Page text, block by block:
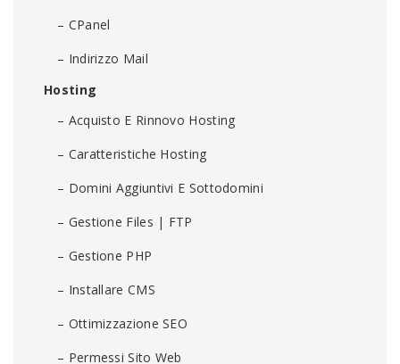
– CPanel
– Indirizzo Mail
Hosting
– Acquisto E Rinnovo Hosting
– Caratteristiche Hosting
– Domini Aggiuntivi E Sottodomini
– Gestione Files | FTP
– Gestione PHP
– Installare CMS
– Ottimizzazione SEO
– Permessi Sito Web